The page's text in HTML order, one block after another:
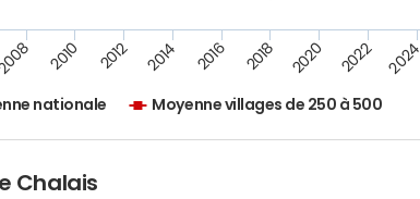
nationale Moyenne villages de 250 à 500
2010 2012 2014 2016 2018 2020 2022 2024
Chalais